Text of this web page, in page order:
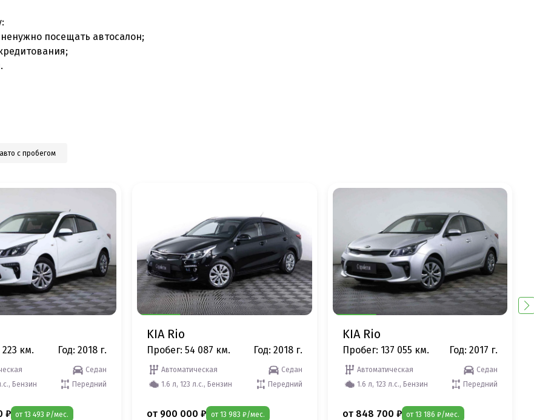
посещать автосалон;
с пробегом
км. Год: 2018 г.
Седан
Бензин
Передний
₽ от 13 493 ₽/мес.
KIA Rio
Пробег: 54 087 км. Год: 2018 г.
Автоматическая
Седан
1.6 л, 123 л.с., Бензин
Передний
от 900 000 ₽ от 13 983 ₽/мес.
KIA Rio
Пробег: 137 055 км. Год: 2017 г.
Автоматическая
Седан
1.6 л, 123 л.с., Бензин
Передний
от 848 700 ₽ от 13 186 ₽/мес.